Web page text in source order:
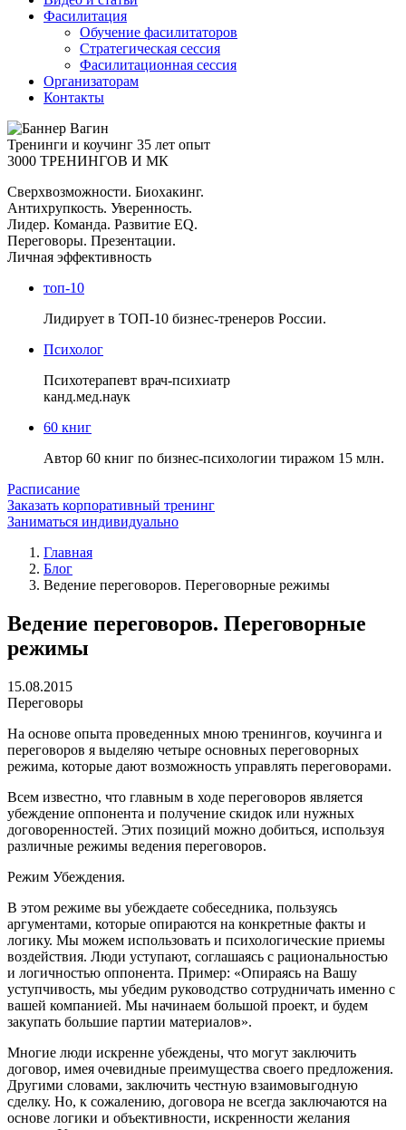
Фасилитация
Обучение фасилитаторов
Стратегическая сессия
Фасилитационная сессия
Организаторам
Контакты
Тренинги и коучинг 35 лет опыт
3000 ТРЕНИНГОВ И МК
Сверхвозможности. Биохакинг.
Антихрупкость. Уверенность.
Лидер. Команда. Развитие EQ.
Переговоры. Презентации.
Личная эффективность
топ-10
Лидирует в ТОП-10 бизнес-тренеров России.
Психолог
Психотерапевт врач-психиатр
канд.мед.наук
60 книг
Автор 60 книг по бизнес-психологии тиражом 15 млн.
Расписание
Заказать корпоративный тренинг
Заниматься индивидуально
Главная
Блог
Ведение переговоров. Переговорные режимы
Ведение переговоров. Переговорные
режимы
15.08.2015
Переговоры
На основе опыта проведенных мною тренингов, коучинга и
переговоров я выделяю четыре основных переговорных
режима, которые дают возможность управлять переговорами.
Всем известно, что главным в ходе переговоров является
убеждение оппонента и получение скидок или нужных
договоренностей. Этих позиций можно добиться, используя
различные режимы ведения переговоров.
Режим Убеждения.
В этом режиме вы убеждаете собеседника, пользуясь
аргументами, которые опираются на конкретные факты и
логику. Мы можем использовать и психологические приемы
воздействия. Люди уступают, соглашаясь с рациональностью
и логичностью оппонента. Пример: «Опираясь на Вашу
уступчивость, мы убедим руководство сотрудничать именно с
вашей компанией. Мы начинаем большой проект, и будем
закупать большие партии материалов».
Многие люди искренне убеждены, что могут заключить
договор, имея очевидные преимущества своего предложения.
Другими словами, заключить честную взаимовыгодную
сделку. Но, к сожалению, договора не всегда заключаются на
основе логики и объективности, искренности желания